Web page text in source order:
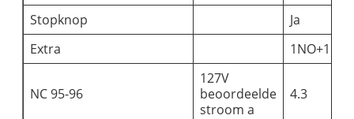
Stopknop
Ja
Extra
1NO+1NC
NC 95-96
127V
beoordeelde
stroom a
4.3